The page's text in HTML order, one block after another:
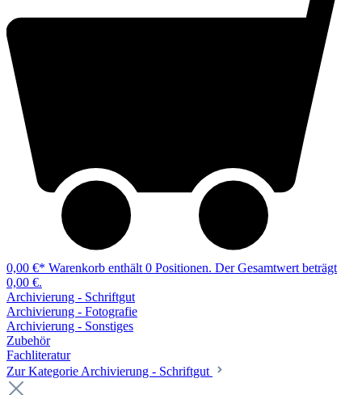
0,00 €* Warenkorb enthält 0 Positionen. Der Gesamtwert beträgt
0,00 €.
Archivierung - Schriftgut
Archivierung - Fotografie
Archivierung - Sonstiges
Zubehör
Fachliteratur
Zur Kategorie Archivierung - Schriftgut